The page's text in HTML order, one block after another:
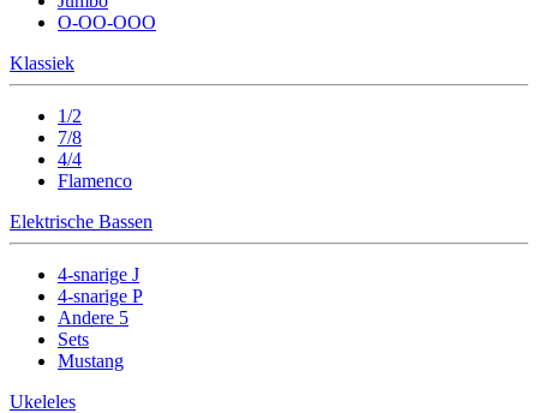
O-OO-OOO
Klassiek
1/2
7/8
4/4
Flamenco
Elektrische Bassen
4-snarige J
4-snarige P
Andere 5
Sets
Mustang
Ukeleles